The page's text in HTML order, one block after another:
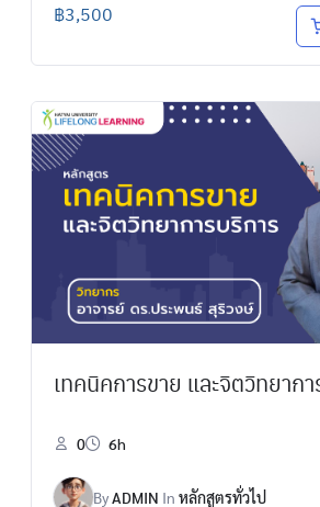
฿3,500
เทคนิคการขาย และจิตวิทยาก
0 6h
By ADMIN In หลักสูตรทั่วไป